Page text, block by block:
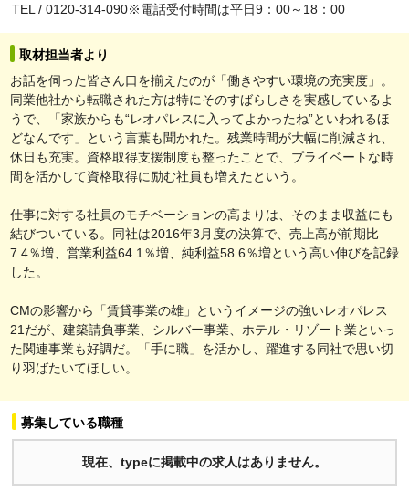
TEL / 0120-314-090※電話受付時間は平日9：00～18：00
取材担当者より
お話を伺った皆さん口を揃えたのが「働きやすい環境の充実度」。
同業他社から転職された方は特にそのすばらしさを実感しているよ
うで、「家族からも“レオパレスに入ってよかったね”といわれるほ
どなんです」という言葉も聞かれた。残業時間が大幅に削減され、
休日も充実。資格取得支援制度も整ったことで、プライベートな時
間を活かして資格取得に励む社員も増えたという。
仕事に対する社員のモチベーションの高まりは、そのまま収益にも
結びついている。同社は2016年3月度の決算で、売上高が前期比
7.4％増、営業利益64.1％増、純利益58.6％増という高い伸びを記録
した。
CMの影響から「賃貸事業の雄」というイメージの強いレオパレス
21だが、建築請負事業、シルバー事業、ホテル・リゾート業といっ
た関連事業も好調だ。「手に職」を活かし、躍進する同社で思い切
り羽ばたいてほしい。
募集している職種
現在、typeに掲載中の求人はありません。